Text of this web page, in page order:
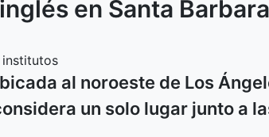
en Santa Barbara
institutos
al noroeste de Los
un solo lugar junto a